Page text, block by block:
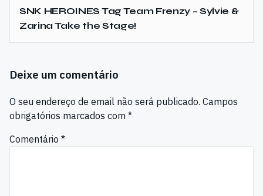
SNK HEROINES Tag Team Frenzy – Sylvie &
Zarina Take the Stage!
Deixe um comentário
O seu endereço de email não será publicado. Campos
obrigatórios marcados com *
Comentário *